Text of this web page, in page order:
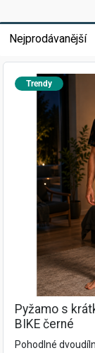
Nejprodávanější
Trendy
Pyžamo s
BIKE černé
Pohodlné